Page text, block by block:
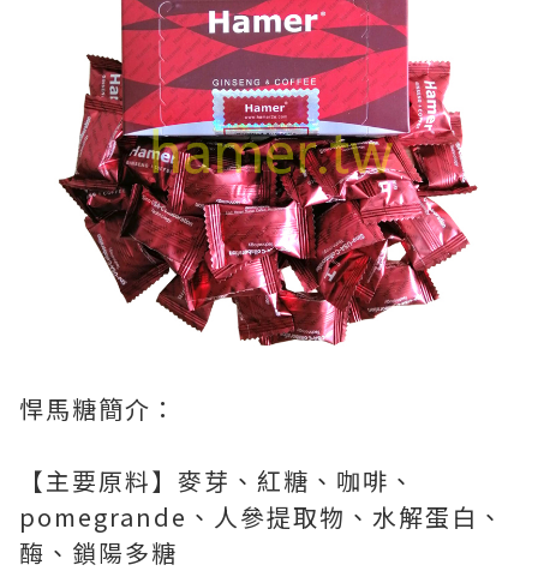
悍馬糖簡介：
【主要原料】麥芽、紅糖、咖啡、
pomegrande、人參提取物、水解蛋白、
酶、鎖陽多糖